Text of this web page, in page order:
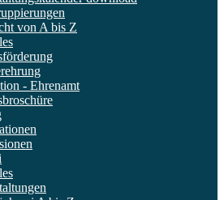
von A bis Z
- Ehrenamt